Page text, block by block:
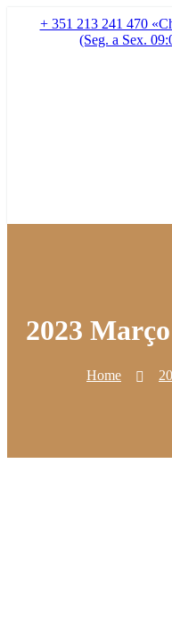
+ 351 213 241 470
(Seg. a Sex.
2023
Home